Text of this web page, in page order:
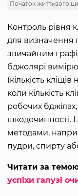
Початок життєвого
Контроль рівня
для визначення
звичайним
бджолярі
(кількість
коли кількість
робочих
шкодочинності.
методами,
пудри, спирту
Читати за
успіхи галузі